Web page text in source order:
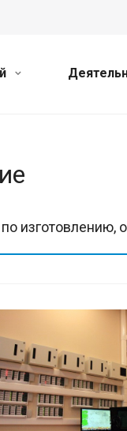
по изготовлению,